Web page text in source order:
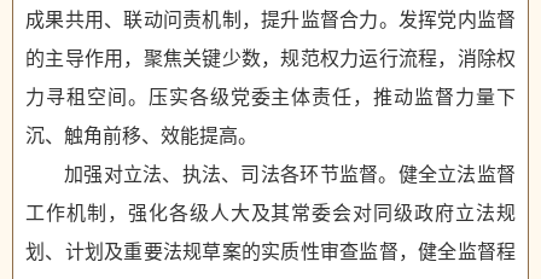
成果共用、联动问责机制，提升监督合力。发挥党内监督
的主导作用，聚焦关键少数，规范权力运行流程，消除权
力寻租空间。压实各级党委主体责任，推动监督力量下
沉、触角前移、效能提高。
加强对立法、执法、司法各环节监督。健全立法监督
工作机制，强化各级人大及其常委会对同级政府立法规
划、计划及重要法规草案的实质性审查监督，健全监督程